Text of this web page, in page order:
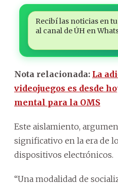
Recibí las noticias en
al canal de ÚH en
Nota relacionada: La
videojuegos es desde
mental para la OMS
Este aislamiento,
significativo en la era de
dispositivos electrónicos.
“Una modalidad de